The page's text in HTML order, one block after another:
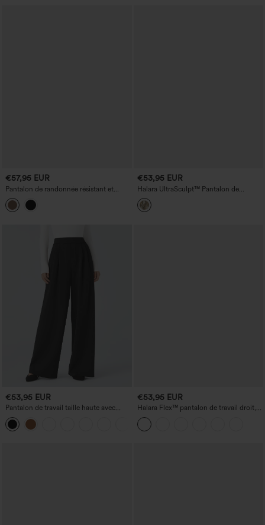
€57,95 EUR
Pantalon de randonnée résistant et
déperlant, taille mi-haute, jambes
droites et poches.
€53,95 EUR
Halara UltraSculpt™ Pantalon de
running ample à imprimé camouflage,
taille mi-haute, cordon de serrage et
poches
€53,95 EUR
Pantalon de travail taille haute avec
poches et jambes larges
€53,95 EUR
Halara Flex™ pantalon de travail droit,
taille mi-haute, avec poches